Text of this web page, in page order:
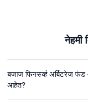
नेहमी
बजाज फिनसर्व्ह अर्बिटरेज
आहेत?